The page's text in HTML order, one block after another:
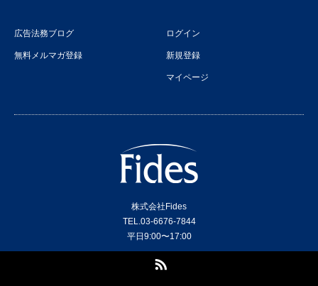
広告法務ブログ
無料メルマガ登録
ログイン
新規登録
マイページ
株式会社Fides
TEL.03-6676-7844
平日9:00〜17:00